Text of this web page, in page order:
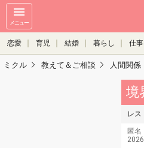
メニュー
恋愛 育児 結婚 暮らし 仕
ミクル 教えて＆ご相談 人間関係
境
レス
匿名